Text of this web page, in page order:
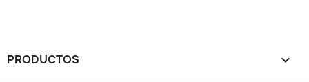
PRODUCTOS 